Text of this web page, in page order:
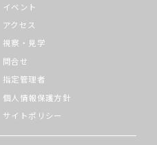
イベント
アクセス
視察・見学
問合せ
指定管理者
個人情報保護方針
サイトポリシー